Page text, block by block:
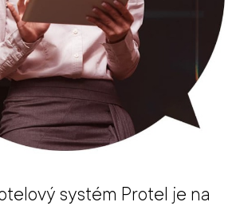
systém Protel je na